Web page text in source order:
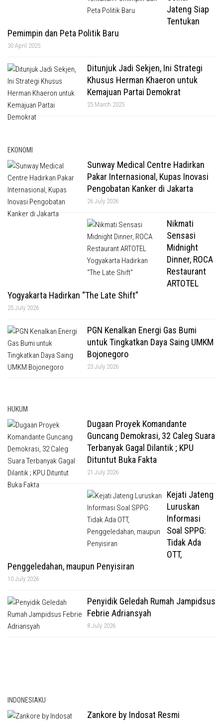
Jateng Siap
Tentukan
Pemimpin dan Peta Politik Baru
30 April 2025
Ditunjuk Jadi Sekjen, Ini Strategi
Khusus Herman Khaeron untuk
Kemajuan Partai Demokrat
25 March 2025
EKONOMI
Sunway Medical Centre Hadirkan
Pakar Internasional, Kupas Inovasi
Pengobatan Kanker di Jakarta
26 July 2026
Nikmati
Sensasi
Midnight
Dinner, ROCA
Restaurant
ARTOTEL
Yogyakarta Hadirkan “The Late Shift”
25 July 2026
PGN Kenalkan Energi Gas Bumi
untuk Tingkatkan Daya Saing UMKM
Bojonegoro
23 July 2026
HUKUM
Dugaan Proyek Komandante
Guncang Demokrasi, 32 Caleg Suara
Terbanyak Gagal Dilantik ; KPU
Dituntut Buka Fakta
21 July 2026
Kejati Jateng
Luruskan
Informasi
Soal SPPG:
Tidak Ada
OTT,
Penggeledahan, maupun Penyisiran
10 July 2026
Penyidik Geledah Rumah Jampidsus
Febrie Adriansyah
8 July 2026
INDONESIAKU
Zankore by Indosat Resmi